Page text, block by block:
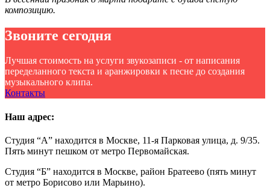
композицию.
Звоните сегодня
Лучшая стоимость на услуги звукозаписи - от написания
переделанного текста и аранжировки к песне до создания
музыкального клипа.
Контакты
Наш адрес:
Студия “А” находится в Москве, 11-я Парковая улица, д. 9/35.
Пять минут пешком от метро Первомайская.
Студия “Б” находится в Москве, район Братеево (пять минут
от метро Борисово или Марьино).